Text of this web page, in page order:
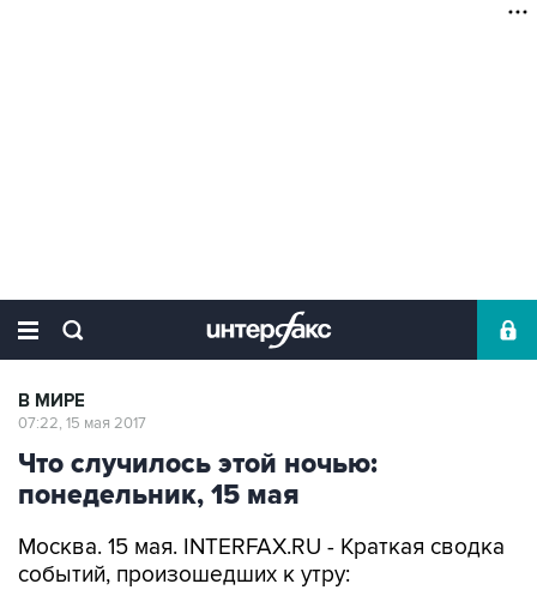
В МИРЕ
07:22, 15 мая 2017
Что случилось этой ночью:
понедельник, 15 мая
Москва. 15 мая. INTERFAX.RU - Краткая сводка
событий, произошедших к утру: